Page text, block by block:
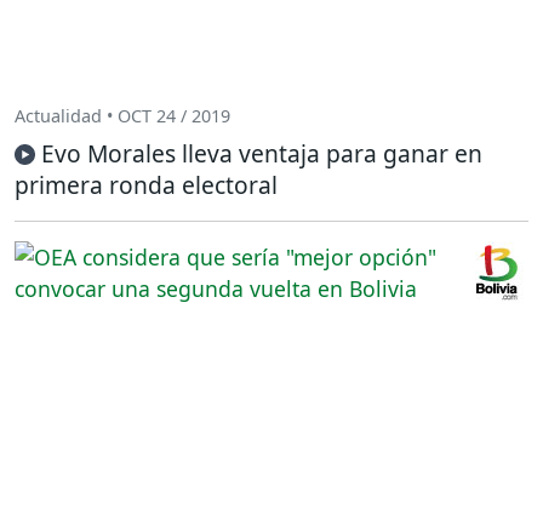
Actualidad • OCT 24 / 2019
Evo Morales lleva ventaja para ganar en
primera ronda electoral